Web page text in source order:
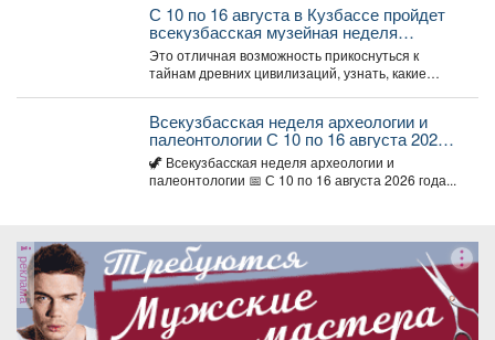
С 10 по 16 августа в Кузбассе пройдет
всекузбасская музейная неделя
археологии и палеонтологии.
Это отличная возможность прикоснуться к
тайнам древних цивилизаций, узнать, какие
Всекузбасская неделя археологии и
палеонтологии С 10 по 16 августа 2026
года в музеях Кузбасса пройдет Неделя
археологии и палеонтологии,
приуроченная ко Дню археолога (15
🦖 Всекузбасская неделя археологии и
палеонтологии 📅 С 10 по 16 августа 2026 года...
реклама